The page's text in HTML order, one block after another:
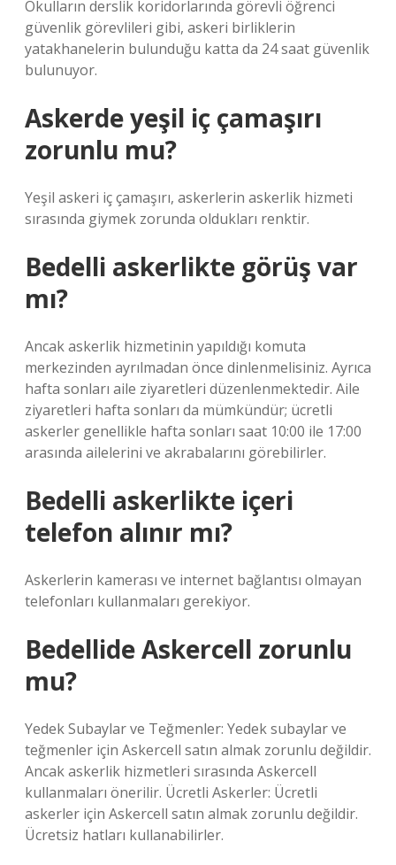
Okulların derslik koridorlarında görevli öğrenci
güvenlik görevlileri gibi, askeri birliklerin
yatakhanelerin bulunduğu katta da 24 saat güvenlik
bulunuyor.
Askerde yeşil iç çamaşırı
zorunlu mu?
Yeşil askeri iç çamaşırı, askerlerin askerlik hizmeti
sırasında giymek zorunda oldukları renktir.
Bedelli askerlikte görüş var
mı?
Ancak askerlik hizmetinin yapıldığı komuta
merkezinden ayrılmadan önce dinlenmelisiniz. Ayrıca
hafta sonları aile ziyaretleri düzenlenmektedir. Aile
ziyaretleri hafta sonları da mümkündür; ücretli
askerler genellikle hafta sonları saat 10:00 ile 17:00
arasında ailelerini ve akrabalarını görebilirler.
Bedelli askerlikte içeri
telefon alınır mı?
Askerlerin kamerası ve internet bağlantısı olmayan
telefonları kullanmaları gerekiyor.
Bedellide Askercell zorunlu
mu?
Yedek Subaylar ve Teğmenler: Yedek subaylar ve
teğmenler için Askercell satın almak zorunlu değildir.
Ancak askerlik hizmetleri sırasında Askercell
kullanmaları önerilir. Ücretli Askerler: Ücretli
askerler için Askercell satın almak zorunlu değildir.
Ücretsiz hatları kullanabilirler.